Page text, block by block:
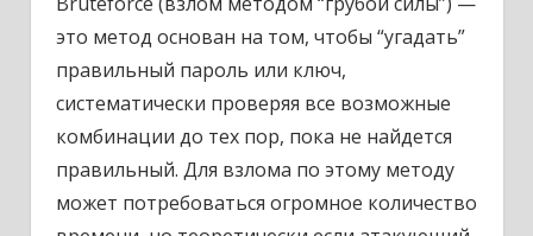
это метод основан на том, чтобы “угадать”
правильный пароль или ключ,
систематически проверяя все возможные
комбинации до тех пор, пока не найдется
правильный. Для взлома по этому методу
может потребоваться огромное количество